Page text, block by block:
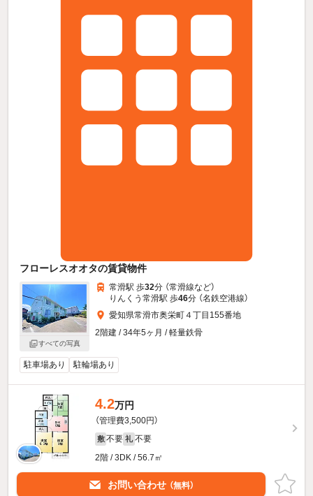
フローレスオオタの賃貸物件
すべての写真
常滑駅 歩32分 （常滑線など）
りんくう常滑駅 歩46分 （名鉄空港線）
愛知県常滑市奥栄町４丁目155番地
2階建 / 34年5ヶ月 / 軽量鉄骨
駐車場あり 駐輪場あり
4.2万円
（管理費3,500円）
敷 不要 礼 不要
2階 / 3DK / 56.7㎡
お問い合わせ （無料）